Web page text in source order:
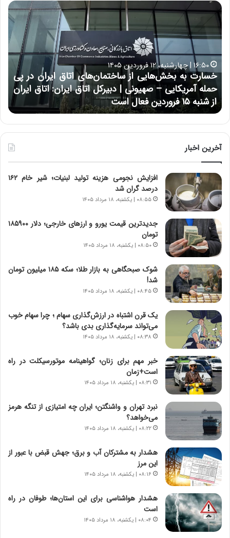
خ
س
ا
ر
ه
خ
ش‌
ه
ا
ی
ی
س
ا
خ
ت
م
ا
ن‌
ه
ا
ی
ت
ق
ا
ی
ا
ن
ر
پ
ی
ح
م
ل
ه
آ
م
ی
ک
ا
۱۶:۵۰ | چهارشنبه، ۱۲ فروردین ۱۴۰۵
خسارت به بخش‌هایی از ساختمان‌های اتاق ایران در پی
حمله آمریکایی – صهیونی | دبیرکل اتاق ایران: اتاق ایران
از شنبه ۱۵ فروردین فعال است
و
ر
آخرین اخبار
افزایش نجومی هزینه تولید لبنیات؛ شیر خام ۱۶۲
درصد گران شد
۰۸:۵۵ | یکشنبه، ۱۸ مرداد ۱۴۰۵
جدیدترین قیمت یورو و ارزهای خارجی؛ دلار ۱۸۵۹۰۰
تومان
۰۸:۵۰ | یکشنبه، ۱۸ مرداد ۱۴۰۵
شوک صبحگاهی به بازار طلا؛ سکه ۱۸۵ میلیون تومان
شد!
۰۸:۴۵ | یکشنبه، ۱۸ مرداد ۱۴۰۵
یک قرن اشتباه در ارزش‌گذاری سهام ؛ چرا سهام خوب
می‌تواند سرمایه‌گذاری بدی باشد؟
۰۸:۳۸ | یکشنبه، ۱۸ مرداد ۱۴۰۵
خبر مهم برای زنان؛ گواهینامه موتورسیکلت در راه
است+زمان
۰۸:۳۱ | یکشنبه، ۱۸ مرداد ۱۴۰۵
نبرد تهران و واشنگتن؛ ایران چه امتیازی از تنگه هرمز
می‌خواهد؟
۰۸:۲۲ | یکشنبه، ۱۸ مرداد ۱۴۰۵
هشدار به مشترکان آب و برق؛ جهش قبض با عبور از
این مرز
۰۸:۱۶ | یکشنبه، ۱۸ مرداد ۱۴۰۵
هشدار هواشناسی برای این استان‌ها؛ طوفان در راه
است
۰۸:۰۴ | یکشنبه، ۱۸ مرداد ۱۴۰۵